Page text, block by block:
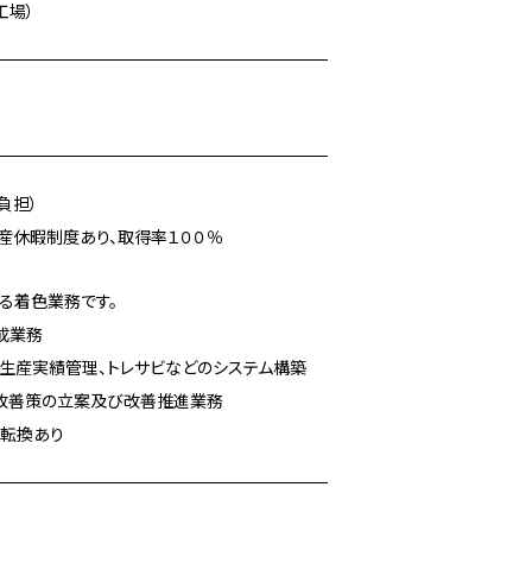
）
）
暇制度あり、取得率１００％
着色業務です。
業務
産実績管理、トレサビなどのシステム構築
改善策の立案及び改善推進業務
換あり